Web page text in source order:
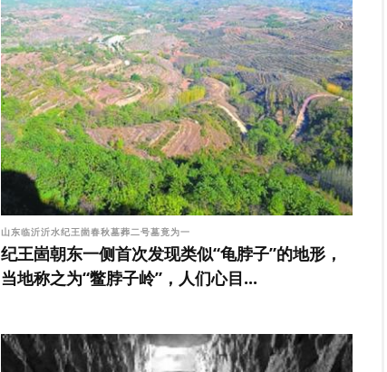
山东临沂沂水纪王崮春秋墓葬二号墓竟为一
纪王崮朝东一侧首次发现类似“龟脖子”的地形，
当地称之为“鳖脖子岭”，人们心目...